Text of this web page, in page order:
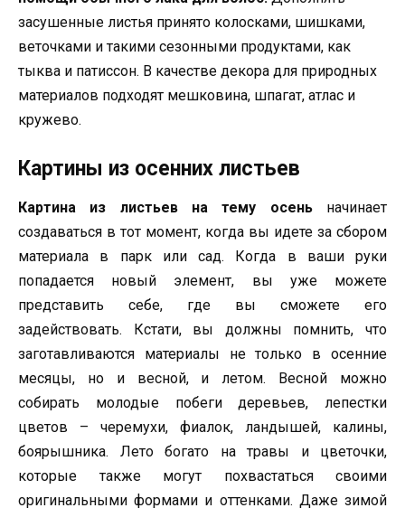
засушенные листья принято колосками, шишками,
веточками и такими сезонными продуктами, как
тыква и патиссон. В качестве декора для природных
материалов подходят мешковина, шпагат, атлас и
кружево.
Картины из осенних листьев
Картина из листьев на тему осеньначинает
создаваться в тот момент, когда вы идете за сбором
материала в парк или сад. Когда в ваши руки
попадается новый элемент, вы уже можете
представить себе, где вы сможете его
задействовать. Кстати, вы должны помнить, что
заготавливаются материалы не только в осенние
месяцы, но и весной, и летом. Весной можно
собирать молодые побеги деревьев, лепестки
цветов – черемухи, фиалок, ландышей, калины,
боярышника. Лето богато на травы и цветочки,
которые также могут похвастаться своими
оригинальными формами и оттенками. Даже зимой